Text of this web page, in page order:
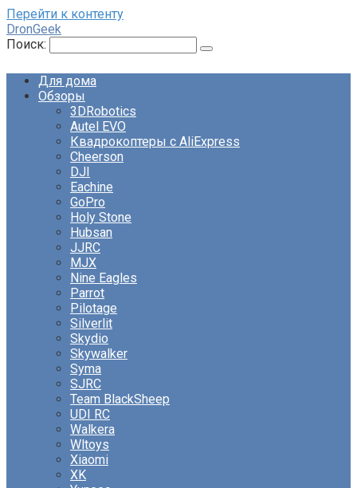
Перейти к контенту
DronGeek
Поиск:
Для дома
Обзоры
3DRobotics
Autel EVO
Квадрокоптеры с AliExpress
Cheerson
DJI
Eachine
GoPro
Holy Stone
Hubsan
JJRC
MJX
Nine Eagles
Parrot
Pilotage
Silverlit
Skydio
Skywalker
Syma
SJRC
Team BlackSheep
UDI RC
Walkera
Wltoys
Xiaomi
XK